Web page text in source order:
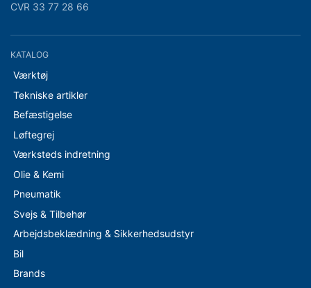
CVR 33 77 28 66
KATALOG
Værktøj
Tekniske artikler
Befæstigelse
Løftegrej
Værksteds indretning
Olie & Kemi
Pneumatik
Svejs & Tilbehør
Arbejdsbeklædning & Sikkerhedsudstyr
Bil
Brands